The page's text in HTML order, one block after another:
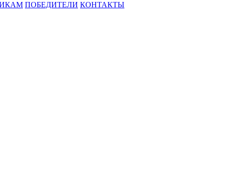
ПОБЕДИТЕЛИ КОНТАКТЫ